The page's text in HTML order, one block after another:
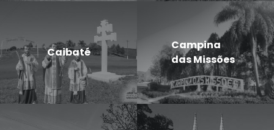
Caibaté
Campina
das Missões